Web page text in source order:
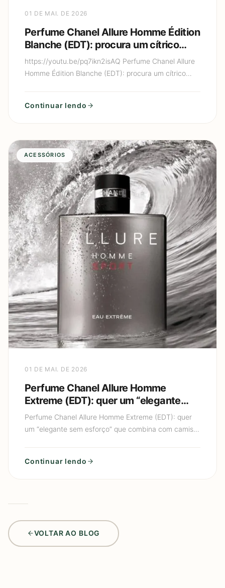
01 DE MAI. DE 2026
Perfume Chanel Allure Homme Édition
Blanche (EDT): procura um cítrico
cremoso de luxo (limão + baunilha)
que parece “perfume de gente rica”?
https://youtu.be/pq7ikn2isAQ Perfume Chanel Allure
Homme Édition Blanche (EDT): procura um cítrico
Continuar lendo
ACESSÓRIOS
01 DE MAI. DE 2026
Perfume Chanel Allure Homme
Extreme (EDT): quer um “elegante
sem esforço” que combina com
camisa social e também com jeans?
Perfume Chanel Allure Homme Extreme (EDT): quer
um “elegante sem esforço” que combina com camisa
Continuar lendo
VOLTAR AO BLOG